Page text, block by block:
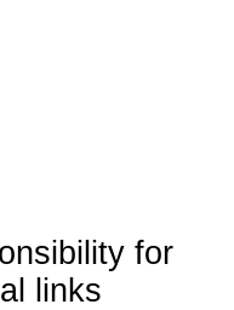
for
links